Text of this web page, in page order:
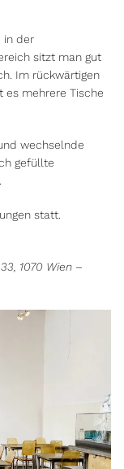
in der
sitzt man gut
Im rückwärtigen
es mehrere Tische
wechselnde
gefüllte
statt.
1070 Wien –